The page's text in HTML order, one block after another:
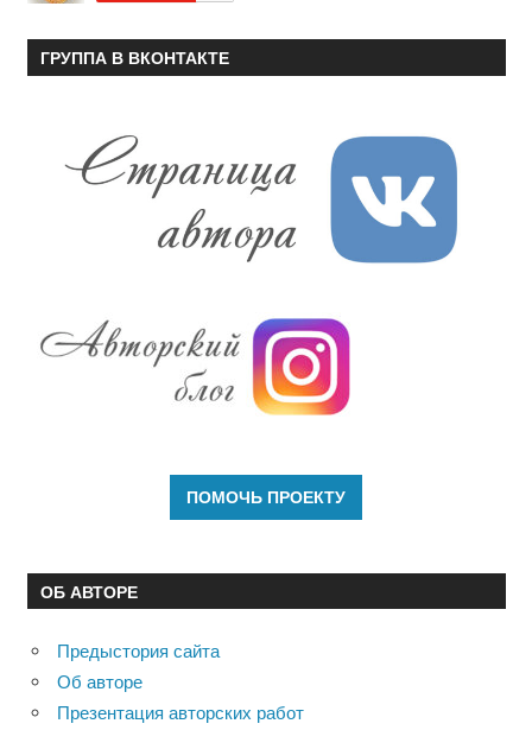
ГРУППА В ВКОНТАКТЕ
ОБ АВТОРЕ
Предыстория сайта
Об авторе
Презентация авторских работ